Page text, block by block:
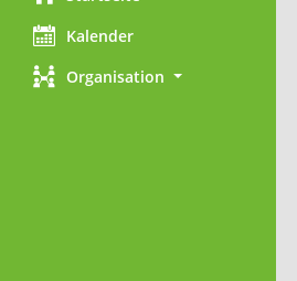
Kalender
Organisation